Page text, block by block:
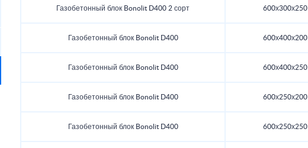
Газобетонный блок Bonolit D400 2 сорт 600х300х250
Газобетонный блок Bonolit D400 600х400х200
Газобетонный блок Bonolit D400 600х400х250
Газобетонный блок Bonolit D400 600х250х200
Газобетонный блок Bonolit D400 600х250х250